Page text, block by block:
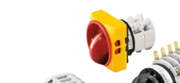
{REQUEST_FILENAME}